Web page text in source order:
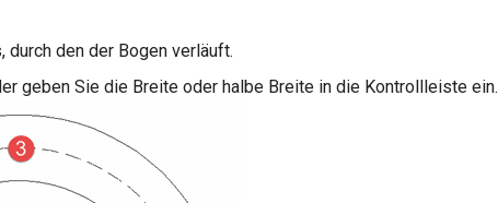
durch den der Bogen verläuft.
geben Sie die Breite oder halbe Breite in die Kontrollleiste ein.